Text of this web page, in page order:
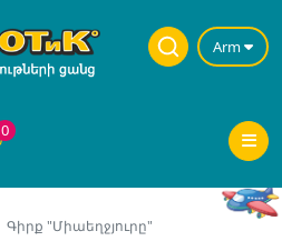
Arm
0
Գիրք "Միաեղջյուրը"